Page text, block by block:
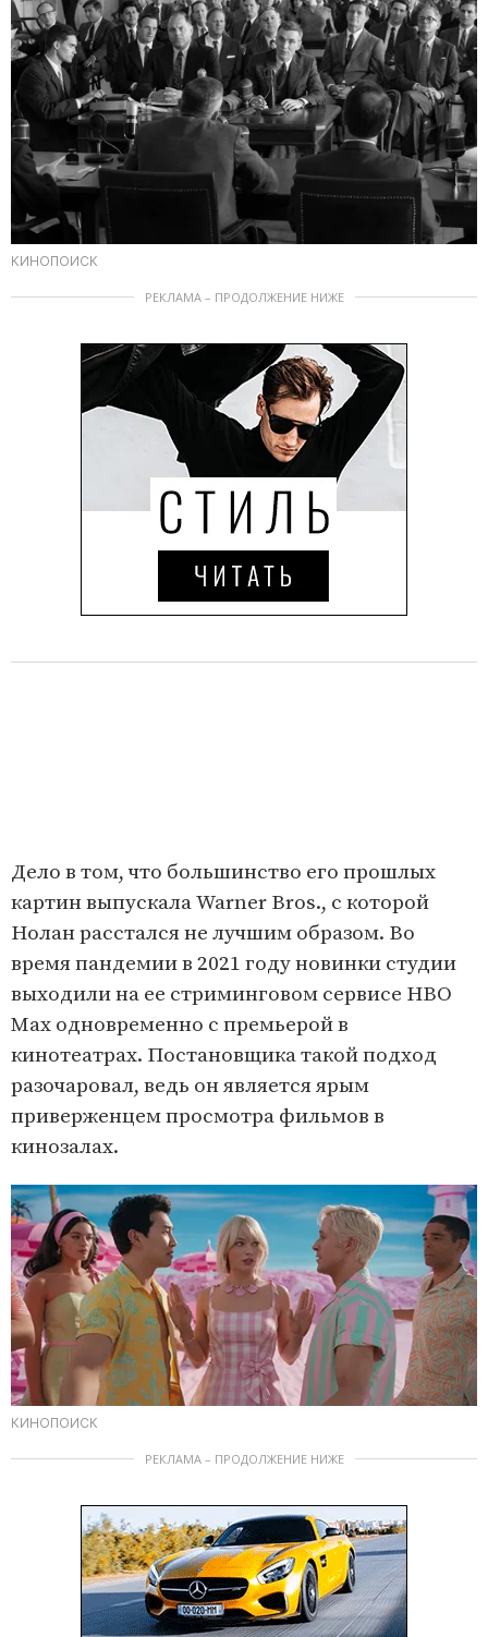
КИНОПОИСК
РЕКЛАМА – ПРОДОЛЖЕНИЕ НИЖЕ
Дело в том, что большинство его прошлых
картин выпускала Warner Bros., с которой
Нолан расстался не лучшим образом. Во
время пандемии в 2021 году новинки студии
выходили на ее стриминговом сервисе HBO
Max одновременно с премьерой в
кинотеатрах. Постановщика такой подход
разочаровал, ведь он является ярым
приверженцем просмотра фильмов в
кинозалах.
КИНОПОИСК
РЕКЛАМА – ПРОДОЛЖЕНИЕ НИЖЕ